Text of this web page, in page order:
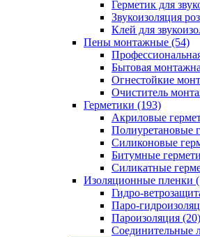
Герметик для
Звукоизоляция
Клей для
Пены монтажные (54)
Бытовая
Огнестойкие
Очиститель
Герметики (193)
Акриловые
Полиуретановые
Силиконовые
Битумные
Силикатные
Изоляционные пленки
Гидро-
Паро-
Пароизоляция (20)
Соединительные